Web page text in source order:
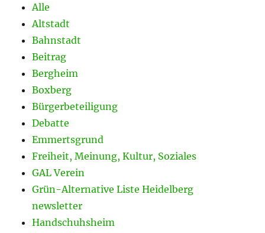
Alle
Altstadt
Bahnstadt
Beitrag
Bergheim
Boxberg
Bürgerbeteiligung
Debatte
Emmertsgrund
Freiheit, Meinung, Kultur, Soziales
GAL Verein
Grün-Alternative Liste Heidelberg
newsletter
Handschuhsheim